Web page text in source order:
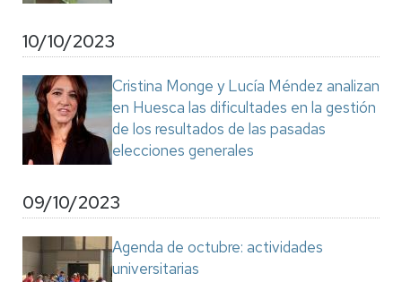
10/10/2023
Cristina Monge y Lucía Méndez analizan
en Huesca las dificultades en la gestión
de los resultados de las pasadas
elecciones generales
09/10/2023
Agenda de octubre: actividades
universitarias